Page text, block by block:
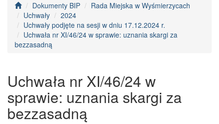
Dokumenty BIP
Rada Miejska w Wyśmierzycach
Uchwały
2024
Uchwały podjęte na sesji w dniu 17.12.2024 r.
Uchwała nr XI/46/24 w sprawie: uznania skargi za
bezzasadną
Uchwała nr XI/46/24 w
sprawie: uznania skargi za
bezzasadną